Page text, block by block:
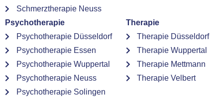
Schmerztherapie Neuss
Psychotherapie
Psychotherapie Düsseldorf
Psychotherapie Essen
Psychotherapie Wuppertal
Psychotherapie Neuss
Psychotherapie Solingen
Therapie
Therapie Düsseldorf
Therapie Wuppertal
Therapie Mettmann
Therapie Velbert